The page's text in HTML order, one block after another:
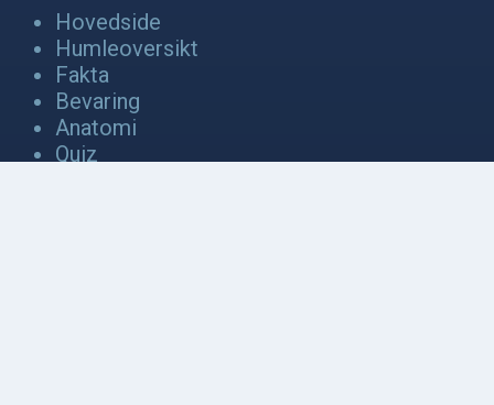
Hovedside
Humleoversikt
Fakta
Bevaring
Anatomi
Quiz